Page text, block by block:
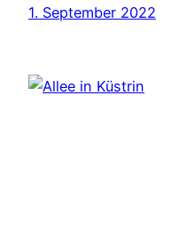
1. September 2022